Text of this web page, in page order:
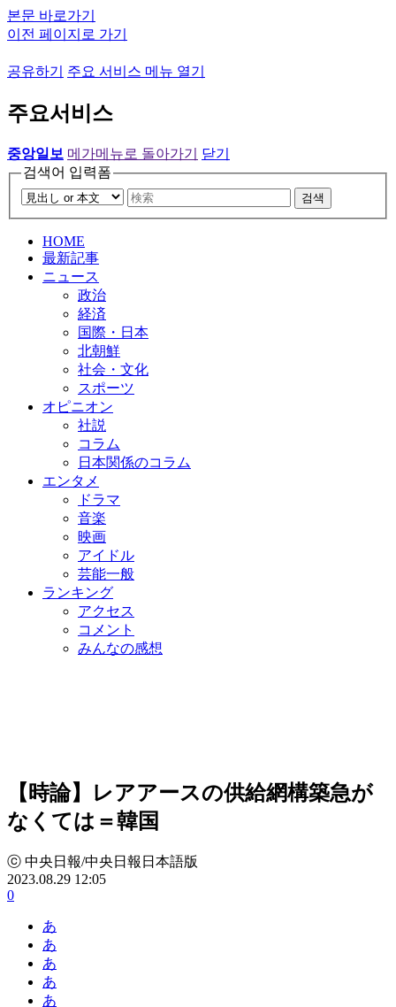
본문 바로가기
이전 페이지로 가기
공유하기 주요 서비스 메뉴 열기
주요서비스
중앙일보 메가메뉴로 돌아가기
닫기
검색어 입력폼
검색
HOME
最新記事
ニュース
政治
経済
国際・日本
北朝鮮
社会・文化
スポーツ
オピニオン
社説
コラム
日本関係のコラム
エンタメ
ドラマ
音楽
映画
アイドル
芸能一般
ランキング
アクセス
コメント
みんなの感想
【時論】レアアースの供給網構築急が
なくては＝韓国
ⓒ 中央日報/中央日報日本語版
2023.08.29 12:05
0
あ
あ
あ
あ
あ